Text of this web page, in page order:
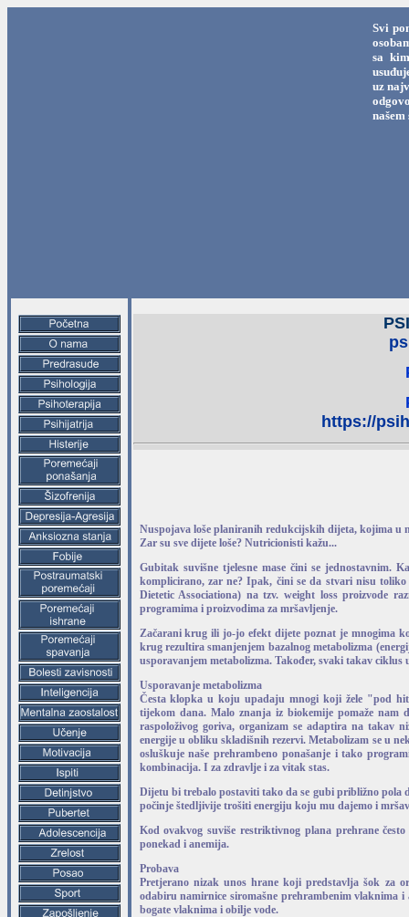
Svi
sa
uz
https://
Nuspojava loše planiranih redukcijskih dijeta, kojima u
Zar su sve dijete loše? Nutricionisti kažu...
Gubitak suvišne tjelesne mase čini se jednostavnim.
komplicirano, zar ne? Ipak, čini se da stvari nisu
Dietetic Associationa) na tzv. weight loss proizvode
programima i proizvodima za mršavljenje.
Začarani krug ili jo-jo efekt dijete poznat je mnogima
krug rezultira smanjenjem bazalnog metabolizma
usporavanjem metabolizma. Također, svaki takav ciklus
Usporavanje metabolizma
Česta klopka u koju upadaju mnogi koji žele "pod
tijekom dana. Malo znanja iz biokemije pomaže nam
raspoloživog goriva, organizam se adaptira na takav
energije u obliku skladišnih rezervi. Metabolizam se u
osluškuje naše prehrambeno ponašanje i tako
kombinacija. I za zdravlje i za vitak stas.
Dijetu bi trebalo postaviti tako da se gubi približno pola
počinje štedljivije trošiti energiju koju mu dajemo i
Kod ovakvog suviše restriktivnog plana prehrane
ponekad i anemija.
Probava
Pretjerano nizak unos hrane koji predstavlja šok za
odabiru namirnice siromašne prehrambenim vlaknima
bogate vlaknima i obilje vode.